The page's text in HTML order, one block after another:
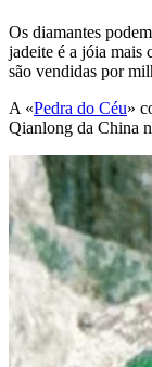
Os diamantes
jadeite é a jóia mais
são vendidas por
A «Pedra do Céu»
Qianlong da China